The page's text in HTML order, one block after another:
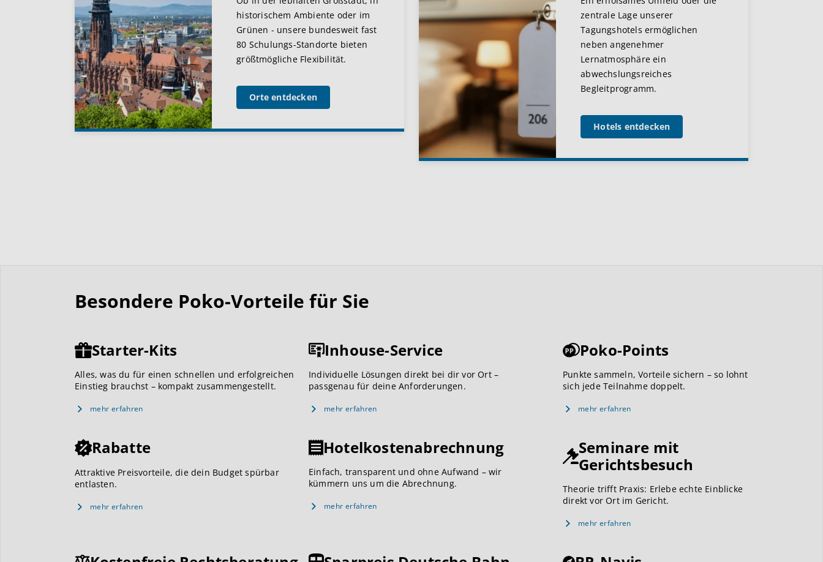
historischem Ambiente oder im
Grünen - unsere bundesweit fast
80 Schulungs-Standorte bieten
größtmögliche Flexibilität.
Orte entdecken
zentrale Lage unserer
Tagungshotels ermöglichen
neben angenehmer
Lernatmosphäre ein
abwechslungsreiches
Begleitprogramm.
Hotels entdecken
Besondere Poko-Vorteile für Sie
Starter-Kits
Alles, was du für einen schnellen und erfolgreichen
Einstieg brauchst – kompakt zusammengestellt.
mehr erfahren
Inhouse-Service
Individuelle Lösungen direkt bei dir vor Ort –
passgenau für deine Anforderungen.
mehr erfahren
Poko-Points
Punkte sammeln, Vorteile sichern – so lohnt
sich jede Teilnahme doppelt.
mehr erfahren
Rabatte
Attraktive Preisvorteile, die dein Budget spürbar
entlasten.
mehr erfahren
Hotelkostenabrechnung
Einfach, transparent und ohne Aufwand – wir
kümmern uns um die Abrechnung.
mehr erfahren
Seminare mit
Gerichtsbesuch
Theorie trifft Praxis: Erlebe echte Einblicke
direkt vor Ort im Gericht.
mehr erfahren